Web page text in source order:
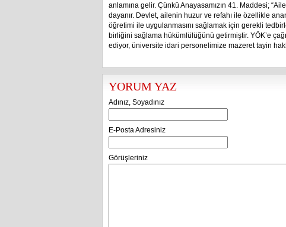
anlamına gelir. Çünkü Anayasamızın 41. Maddesi;
dayanır. Devlet, ailenin huzur ve refahı ile özellikle
öğretimi ile uygulanmasını sağlamak için gerekli
birliğini sağlama hükümlülüğünü getirmiştir. YÖK’e
ediyor, üniversite idari personelimize mazeret tayin
YORUM YAZ
Adınız, Soyadınız
E-Posta Adresiniz
Görüşleriniz